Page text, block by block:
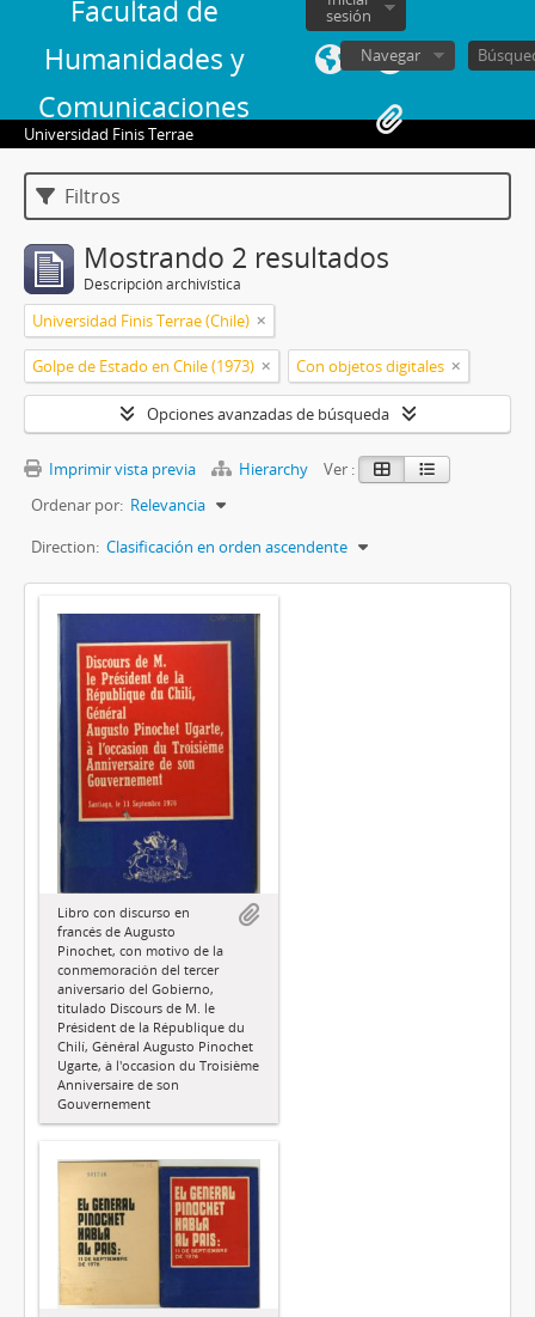
Facultad de
Humanidades y
Comunicaciones
sesión
Navegar
Universidad Finis Terrae
Filtros
Mostrando 2 resultados
Descripción archivística
Universidad Finis Terrae (Chile)
Golpe de Estado en Chile (1973) Con objetos digitales
Opciones avanzadas de búsqueda
Imprimir vista previa Hierarchy
Ver :
Ordenar por: Relevancia
Direction: Clasificación en orden ascendente
Libro con discurso en
francés de Augusto
Pinochet, con motivo de la
conmemoración del tercer
aniversario del Gobierno,
titulado Discours de M. le
Président de la République du
Chilí, Général Augusto Pinochet
Ugarte, à l'occasion du Troisième
Anniversaire de son
Gouvernement